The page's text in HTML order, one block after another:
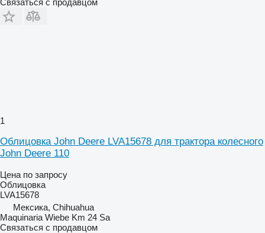
1
Облицовка John Deere LVA15678 для трактора колесного
John Deere 110
Цена по запросу
Облицовка
LVA15678
Мексика, Chihuahua
Maquinaria Wiebe Km 24 Sa
Связаться с продавцом